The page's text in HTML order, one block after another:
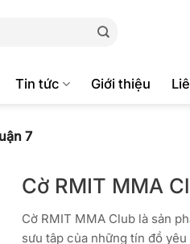
Tin tức Giới thiệu
7
Cờ RMIT MMA
Cờ RMIT MMA Club là sản
sưu tập của những tín đồ